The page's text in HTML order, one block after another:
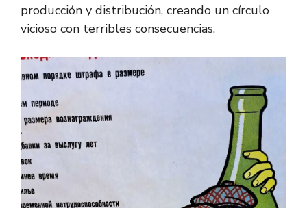
producción y distribución, creando un círculo
vicioso con terribles consecuencias.